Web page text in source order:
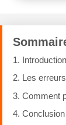
1. Introduction
2. Les
3. Comment
4. Conclusion